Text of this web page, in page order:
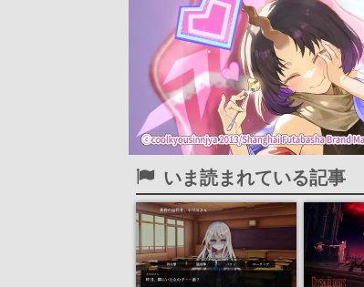
いま読まれている記事